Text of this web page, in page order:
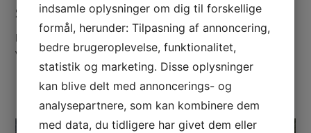
Se video om certificering
I videoen ( 2 min. 9 sek.) kan du høre om fordelene ved at
vælge en certificeret bedemand.
indsamle oplysninger om dig til forskellige
formål, herunder: Tilpasning af annoncering,
bedre brugeroplevelse, funktionalitet,
statistik og marketing. Disse oplysninger
kan blive delt med annoncerings- og
analysepartnere, som kan kombinere dem
med data, du tidligere har givet dem eller